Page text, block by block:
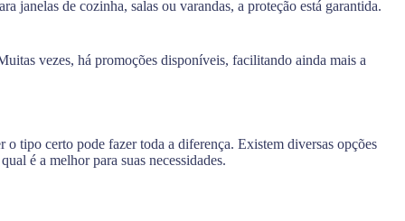
janelas de cozinha, salas ou varandas, a proteção está garantida.
vezes, há promoções disponíveis, facilitando ainda mais a
tipo certo pode fazer toda a diferença. Existem diversas opções
é a melhor para suas necessidades.